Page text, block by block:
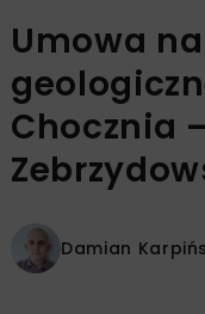
Umowa
Chocznia
Damian